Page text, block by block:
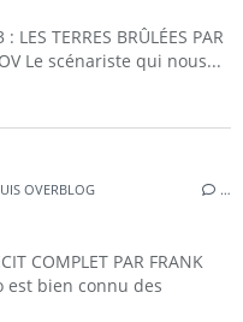
TERRES BRÛLÉES PAR
Le scénariste qui nous...
OVERBLOG …
COMPLET PAR FRANK
est bien connu des